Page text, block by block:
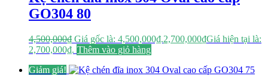
GO304 80
4,500,000₫ Giá gốc là: 4,500,000₫.2,700,000₫Giá hiện tại là:
2,700,000₫. Thêm vào giỏ hàng
Giảm giá!